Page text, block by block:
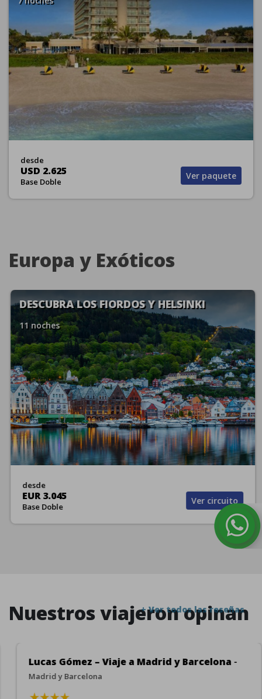
desde
USD 2.625
Base Doble
Ver paquete
Europa y Exóticos
DESCUBRA LOS FIORDOS Y HELSINKI
11 noches
desde
EUR 3.045
Base Doble
Ver circuito
Nuestros viajeron opinan
+ Ver todos las reseñas
Lucas Gómez – Viaje a Madrid y Barcelona-
Madrid y Barcelona